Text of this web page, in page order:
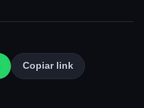
Copiar link